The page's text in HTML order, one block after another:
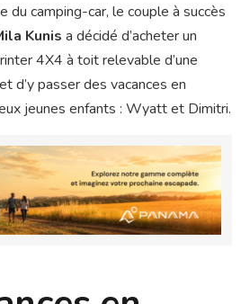
du camping-car, le couple à succès
Kunis a décidé d’acheter un
4X4 à toit relevable d’une
d’y passer des vacances en
jeunes enfants : Wyatt et Dimitri.